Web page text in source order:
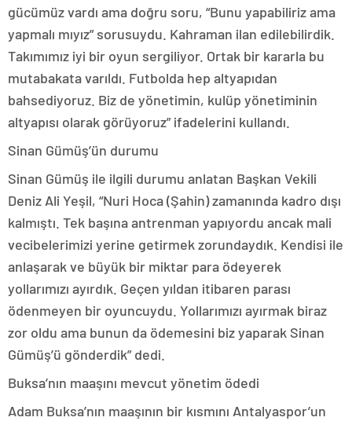
gücümüz vardı ama doğru soru, “Bunu yapabiliriz ama
yapmalı mıyız” sorusuydu. Kahraman ilan edilebilirdik.
Takımımız iyi bir oyun sergiliyor. Ortak bir kararla bu
mutabakata varıldı. Futbolda hep altyapıdan
bahsediyoruz. Biz de yönetimin, kulüp yönetiminin
altyapısı olarak görüyoruz” ifadelerini kullandı.
Sinan Gümüş’ün durumu
Sinan Gümüş ile ilgili durumu anlatan Başkan Vekili
Deniz Ali Yeşil, “Nuri Hoca (Şahin) zamanında kadro dışı
kalmıştı. Tek başına antrenman yapıyordu ancak mali
vecibelerimizi yerine getirmek zorundaydık. Kendisi ile
anlaşarak ve büyük bir miktar para ödeyerek
yollarımızı ayırdık. Geçen yıldan itibaren parası
ödenmeyen bir oyuncuydu. Yollarımızı ayırmak biraz
zor oldu ama bunun da ödemesini biz yaparak Sinan
Gümüş’ü gönderdik” dedi.
Buksa’nın maaşını mevcut yönetim ödedi
Adam Buksa’nın maaşının bir kısmını Antalyaspor’un